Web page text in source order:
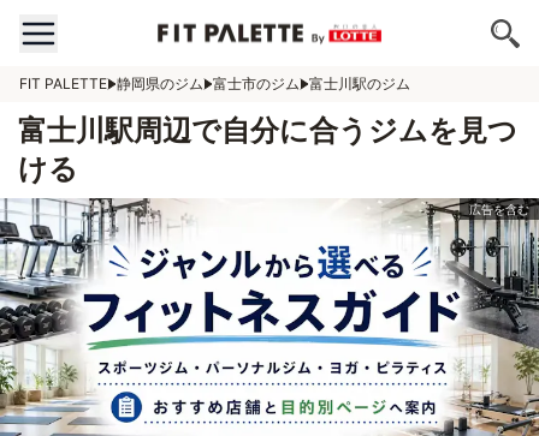
FIT PALETTE 静岡県のジム 富士市のジム 富士川駅のジム
富士川駅周辺で自分に合うジムを見つ
ける